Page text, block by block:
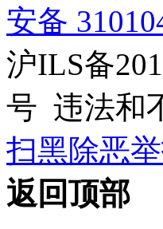
安备
沪ILS备
号 违法和
扫黑除恶
返回顶部